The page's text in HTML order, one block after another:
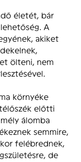
életét, bár
A
akiket
ölteni, nem
környéke
előtti
álomba
semmire,
felébrednek,
de